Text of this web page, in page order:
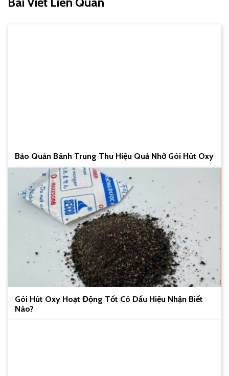
Bảo Quản Bánh Trung Thu Hiệu Quả Nhờ Gói Hút Oxy
Gói Hút Oxy Hoạt Động Tốt Có Dấu Hiệu Nhận Biết
Nào?